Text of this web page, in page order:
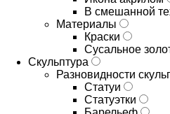
В смешанной
Материалы
Краски
Сусальное
Скульптура
Разновидности
Статуи
Статуэтки